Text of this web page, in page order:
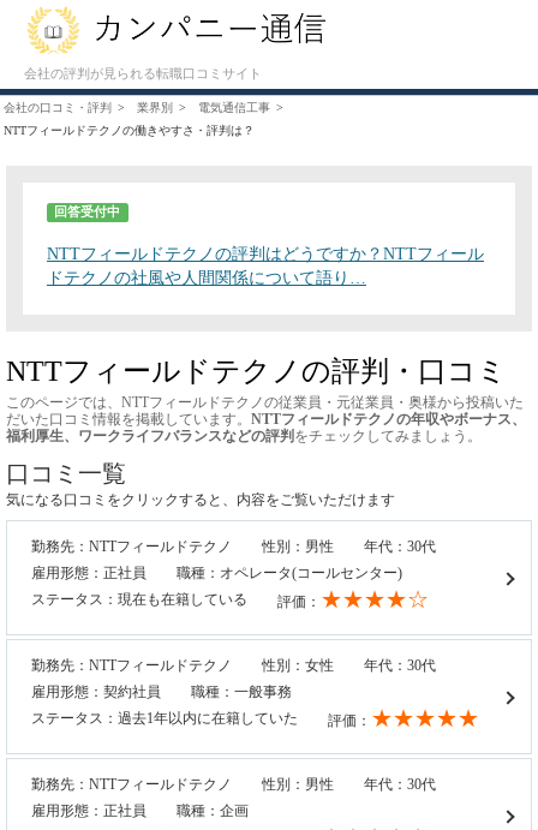
会社の評判が見られる転職口コミサイト
会社の口コミ・評判 業界別
電気通信工事
NTTフィールドテクノの働きやすさ・評判は？
回答受付中
NTTフィールドテクノの評判はどうですか？NTTフィール
ドテクノの社風や人間関係について語り…
NTTフィールドテクノの評判・口コミ
このページでは、NTTフィールドテクノの従業員・元従業員・奥様から投稿いた
だいた口コミ情報を掲載しています。 NTTフィールドテクノの年収やボーナス、
福利厚生、ワークライフバランスなどの評判 をチェックしてみましょう。
口コミ一覧
気になる口コミをクリックすると、内容をご覧いただけます
勤務先：NTTフィールドテクノ 性別：男性
年代：30代
雇用形態：正社員
職種：オペレータ(コールセンター)
ステータス：現在も在籍している
評価： ★★★★☆
勤務先：NTTフィールドテクノ 性別：女性
年代：30代
雇用形態：契約社員
職種：一般事務
ステータス：過去1年以内に在籍していた
評価： ★★★★★
勤務先：NTTフィールドテクノ 性別：男性
年代：30代
雇用形態：正社員
職種：企画